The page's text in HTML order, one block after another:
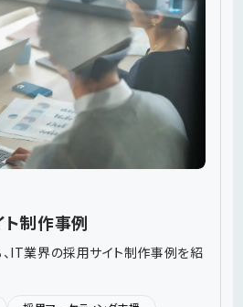
制作事例
IT業界の採用サイト制作事例を紹